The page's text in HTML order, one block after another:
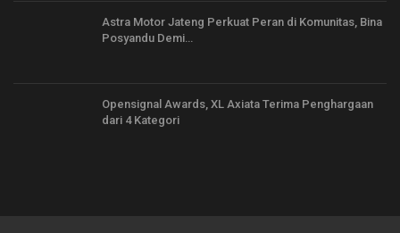
Astra Motor Jateng Perkuat Peran di Komunitas, Bina
Posyandu Demi…
Opensignal Awards, XL Axiata Terima Penghargaan
dari 4 Kategori